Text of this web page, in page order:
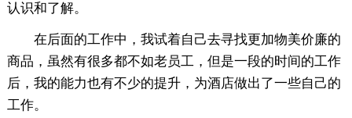
认识和了解。
在后面的工作中，我试着自己去寻找更加物美价廉的
商品，虽然有很多都不如老员工，但是一段的时间的工作
后，我的能力也有不少的提升，为酒店做出了一些自己的
工作。